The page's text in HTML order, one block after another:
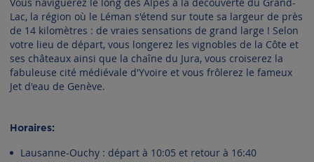
Lac, la région où le Léman s'étend sur toute sa largeur de près
de 14 kilomètres : de vraies sensations de grand large ! Selon
votre lieu de départ, vous longerez les vignobles de la Côte et
ses châteaux ainsi que la chaîne du Jura, vous croiserez la
fabuleuse cité médiévale d'Yvoire et vous frôlerez le fameux
Jet d'eau de Genève.
Horaires:
Lausanne-Ouchy : départ à 10:05 et retour à 16:40